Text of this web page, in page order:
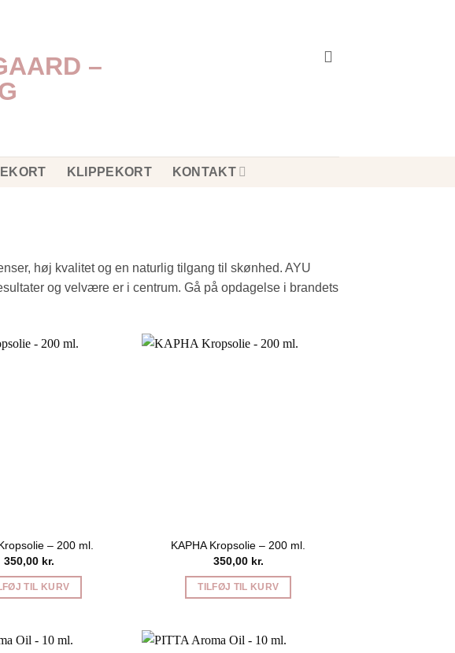
KLIPPEKORT KONTAKT
høj kvalitet og en naturlig tilgang til skønhed. AYU
og velvære er i centrum. Gå på opdagelse i brandets
– 200 ml.
350,00 kr.
TIL KURV
KAPHA Kropsolie – 200 ml.
350,00 kr.
TILFØJ TIL KURV